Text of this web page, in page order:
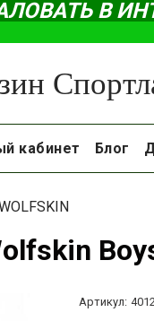
В
кабинет Блог
Артикул: